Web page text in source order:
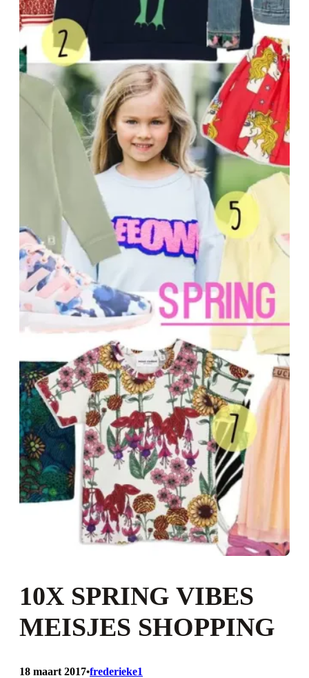
10X SPRING VIBES
MEISJES SHOPPING
18 maart 2017•frederieke1